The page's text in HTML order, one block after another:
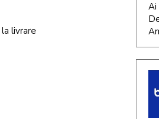
la livrare
Ai